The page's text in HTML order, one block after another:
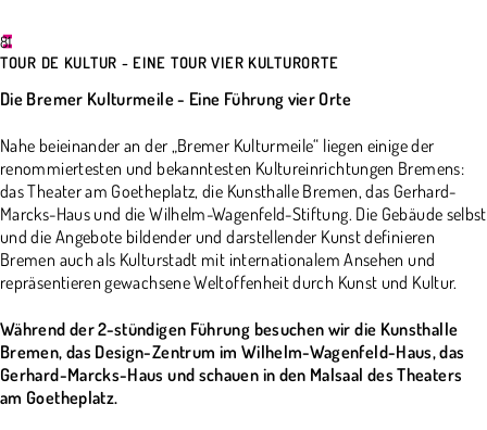
81
TOUR DE KULTUR - EINE TOUR VIER KULTURORTE
Die Bremer Kulturmeile - Eine Führung vier Orte
Nahe beieinander an der „Bremer Kulturmeile“ liegen einige der
renommiertesten und bekanntesten Kultureinrichtungen Bremens:
das Theater am Goetheplatz, die Kunsthalle Bremen, das Gerhard-
Marcks-Haus und die Wilhelm-Wagenfeld-Stiftung. Die Gebäude selbst
und die Angebote bildender und darstellender Kunst definieren
Bremen auch als Kulturstadt mit internationalem Ansehen und
repräsentieren gewachsene Weltoffenheit durch Kunst und Kultur.
Während der 2-stündigen Führung besuchen wir die Kunsthalle
Bremen, das Design-Zentrum im Wilhelm-Wagenfeld-Haus, das
Gerhard-Marcks-Hausund schauen in den Malsaal des Theaters
am Goetheplatz.